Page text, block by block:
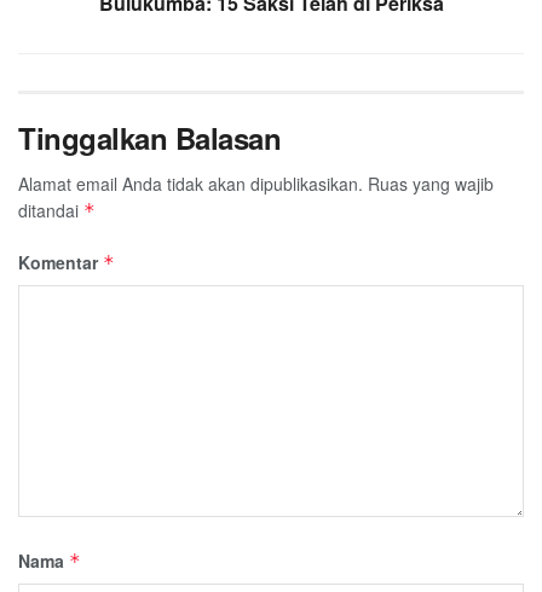
Tinggalkan Balasan
Alamat email Anda tidak akan dipublikasikan. Ruas yang wajib
ditandai *
Komentar *
Nama *